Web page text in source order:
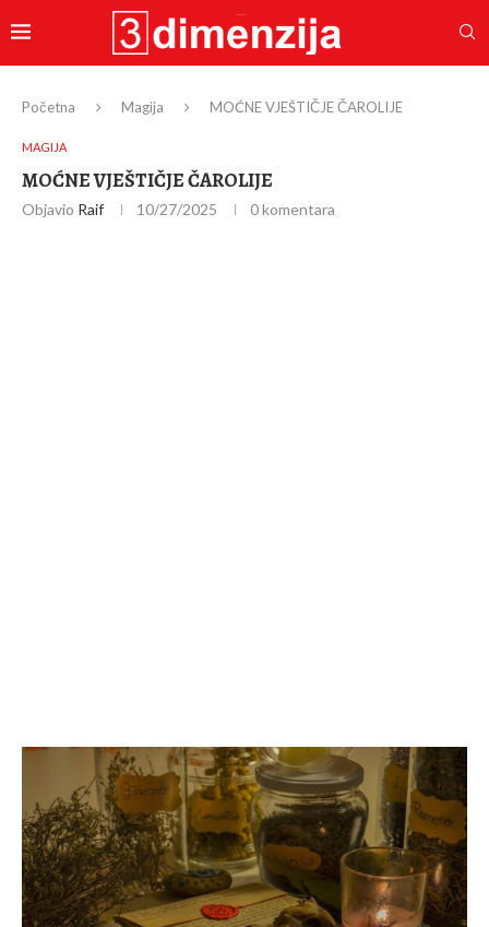
Početna Magija MOĆNE VJEŠTIČJE ČAROLIJE
MAGIJA
MOĆNE VJEŠTIČJE ČAROLIJE
Objavio Raif 10/27/2025 0 komentara